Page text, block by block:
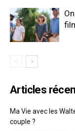
Articles
Ma Vie avec les
couple ?